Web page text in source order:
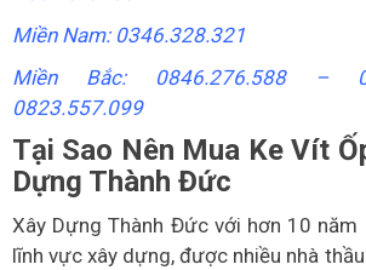
Miền Nam: 0346.328.321
Miền Bắc: 0846.276.588 –
0823.557.099
Tại Sao Nên Mua Ke Vít
Dựng Thành Đức
Xây Dựng Thành Đức với hơn 10 năm
lĩnh vực xây dựng, được nhiều nhà